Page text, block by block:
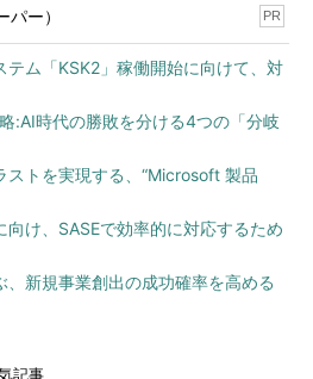
ー） PR
テム「KSK2」稼働開始に向けて、対
:AI時代の勝敗を分ける4つの「分岐
ストを実現する、“Microsoft 製品
向け、SASEで効率的に対応するため
、新規事業創出の成功確率を高める
記事